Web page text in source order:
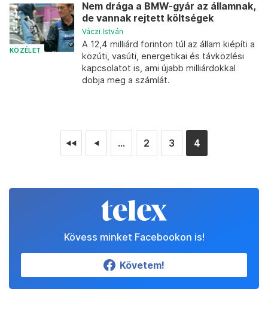
KÖZÉLET
Nem drága a BMW-gyár az államnak,
de vannak rejtett költségek
Váczi István
A 12,4 milliárd forinton túl az állam kiépíti a
közúti, vasúti, energetikai és távközlési
kapcsolatot is, ami újabb milliárdokkal
dobja meg a számlát.
◄◄ ◄ ... 2 3 4
Kövess minket Facebookon is!
Követem!